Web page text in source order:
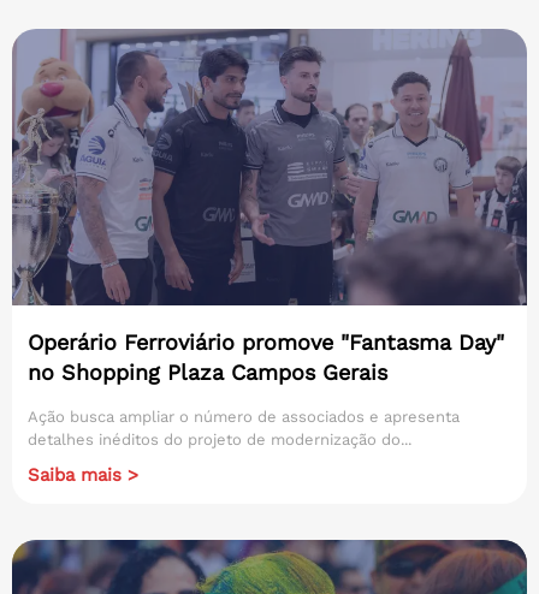
Operário Ferroviário promove "Fantasma Day"
no Shopping Plaza Campos Gerais
Ação busca ampliar o número de associados e apresenta
detalhes inéditos do projeto de modernização do...
Saiba mais >